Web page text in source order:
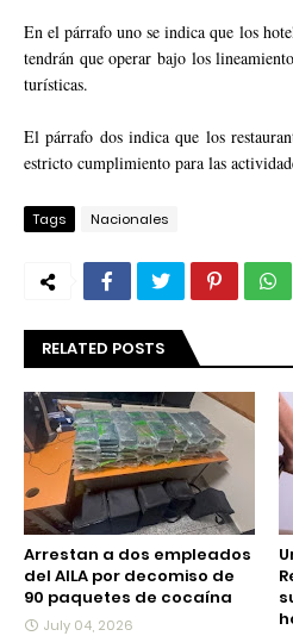
En el párrafo uno se indica que los
tendrán que operar bajo los
turísticas.
El párrafo dos indica que los
estricto cumplimiento para las
Tags Nacionales
RELATED POSTS
Arrestan a dos empleados
del AILA por decomiso de
90 paquetes de cocaína
July 04, 2026